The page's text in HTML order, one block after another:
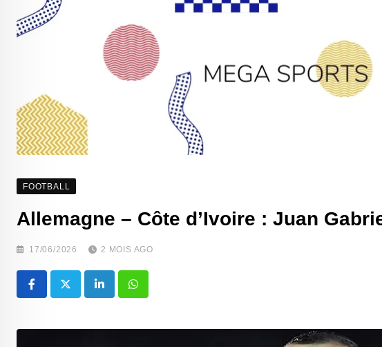
FOOTBALL
‎Allemagne – Côte d’Ivoire : Juan
17/06/2026 2 MOIS AGO
LinkedIn Whatsapp